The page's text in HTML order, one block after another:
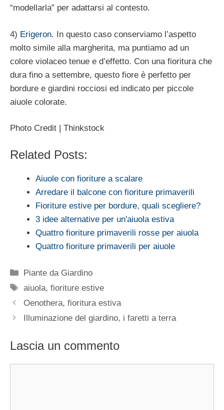
“modellarla” per adattarsi al contesto.
4) Erigeron. In questo caso conserviamo l’aspetto
molto simile alla margherita, ma puntiamo ad un
colore violaceo tenue e d’effetto. Con una fioritura che
dura fino a settembre, questo fiore è perfetto per
bordure e giardini rocciosi ed indicato per piccole
aiuole colorate.
Photo Credit | Thinkstock
Related Posts:
Aiuole con fioriture a scalare
Arredare il balcone con fioriture primaverili
Fioriture estive per bordure, quali scegliere?
3 idee alternative per un'aiuola estiva
Quattro fioriture primaverili rosse per aiuola
Quattro fioriture primaverili per aiuole
Categorie
Piante da Giardino
Tag
aiuola,fioriture estive
Oenothera, fioritura estiva
Illuminazione del giardino, i faretti a terra
Lascia un commento